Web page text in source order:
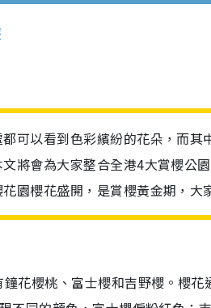
可以看到色彩繽紛的花朵，而
將會為大家整合全港4大賞櫻公
園櫻花盛開，是賞櫻黃金期，大
花櫻桃、富士櫻和吉野櫻。櫻